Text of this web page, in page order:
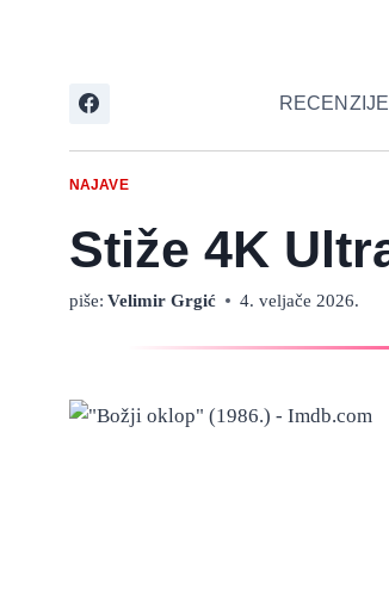
RECENZIJE
NAJAVE
Stiže 4K
piše: Velimir Grgić 4. veljače 2026.